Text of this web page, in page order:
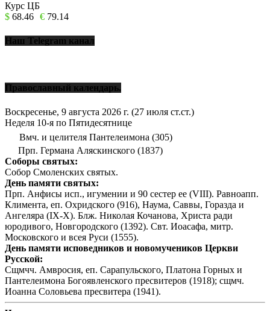
Курс ЦБ
$ 68.46 € 79.14
Наш Telegram канал
Православный календарь.
Воскресенье, 9 августа 2026 г. (27 июля ст.ст.)
Неделя 10-я по Пятидесятнице
Вмч. и целителя Пантелеимона (305)
Прп. Германа Аляскинского (1837)
Соборы святых:
Собор Смоленских святых.
День памяти святых:
Прп. Анфисы исп., игумении и 90 сестер ее (VIII). Равноапп.
Климента, еп. Охридского (916), Наума, Саввы, Горазда и
Ангеляра (IX-X). Блж. Николая Кочанова, Христа ради
юродивого, Новгородского (1392). Свт. Иоасафа, митр.
Московского и всея Руси (1555).
День памяти исповедников и новомучеников Церкви
Русской:
Сщмчч. Амвросия, еп. Сарапульского, Платона Горных и
Пантелеимона Богоявленского пресвитеров (1918); сщмч.
Иоанна Соловьева пресвитера (1941).